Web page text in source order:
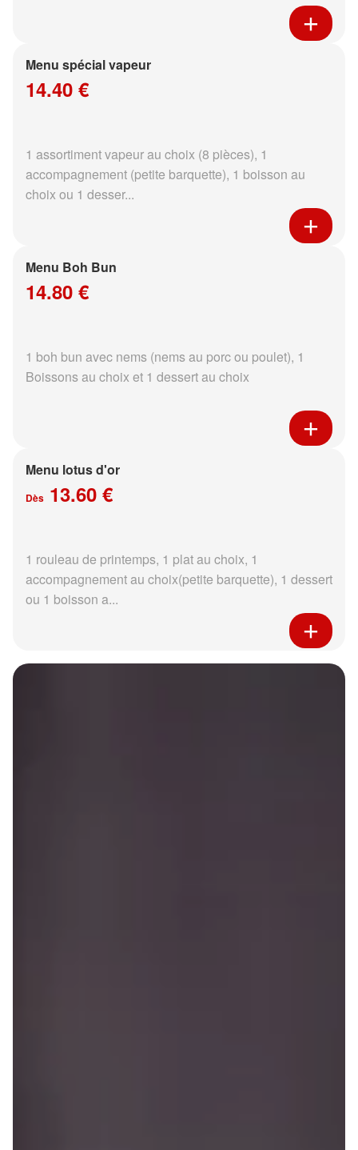
Menu spécial vapeur
14.40 €
1 assortiment vapeur au choix (8 pièces), 1
accompagnement (petite barquette), 1 boisson au
choix ou 1 desser...
Menu Boh Bun
14.80 €
1 boh bun avec nems (nems au porc ou poulet), 1
Boissons au choix et 1 dessert au choix
Menu lotus d'or
Dès 13.60 €
1 rouleau de printemps, 1 plat au choix, 1
accompagnement au choix(petite barquette), 1 dessert
ou 1 boisson a...